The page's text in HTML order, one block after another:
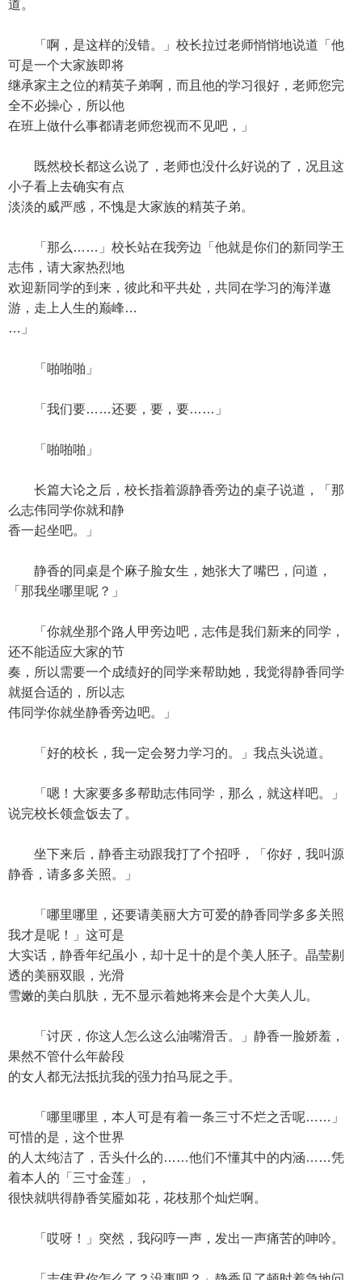
道。
「啊，是这样的没错。」校长拉过老师悄悄地说道「他
可是一个大家族即将
继承家主之位的精英子弟啊，而且他的学习很好，老师您完
全不必操心，所以他
在班上做什么事都请老师您视而不见吧，」
既然校长都这么说了，老师也没什么好说的了，况且这
小子看上去确实有点
淡淡的威严感，不愧是大家族的精英子弟。
「那么……」校长站在我旁边「他就是你们的新同学王
志伟，请大家热烈地
欢迎新同学的到来，彼此和平共处，共同在学习的海洋遨
游，走上人生的巅峰…
…」
「啪啪啪」
「我们要……还要，要，要……」
「啪啪啪」
长篇大论之后，校长指着源静香旁边的桌子说道，「那
么志伟同学你就和静
香一起坐吧。」
静香的同桌是个麻子脸女生，她张大了嘴巴，问道，
「那我坐哪里呢？」
「你就坐那个路人甲旁边吧，志伟是我们新来的同学，
还不能适应大家的节
奏，所以需要一个成绩好的同学来帮助她，我觉得静香同学
就挺合适的，所以志
伟同学你就坐静香旁边吧。」
「好的校长，我一定会努力学习的。」我点头说道。
「嗯！大家要多多帮助志伟同学，那么，就这样吧。」
说完校长领盒饭去了。
坐下来后，静香主动跟我打了个招呼，「你好，我叫源
静香，请多多关照。」
「哪里哪里，还要请美丽大方可爱的静香同学多多关照
我才是呢！」这可是
大实话，静香年纪虽小，却十足十的是个美人胚子。晶莹剔
透的美丽双眼，光滑
雪嫩的美白肌肤，无不显示着她将来会是个大美人儿。
「讨厌，你这人怎么这么油嘴滑舌。」静香一脸娇羞，
果然不管什么年龄段
的女人都无法抵抗我的强力拍马屁之手。
「哪里哪里，本人可是有着一条三寸不烂之舌呢……」
可惜的是，这个世界
的人太纯洁了，舌头什么的……他们不懂其中的内涵……凭
着本人的「三寸金莲」，
很快就哄得静香笑靥如花，花枝那个灿烂啊。
「哎呀！」突然，我闷哼一声，发出一声痛苦的呻吟。